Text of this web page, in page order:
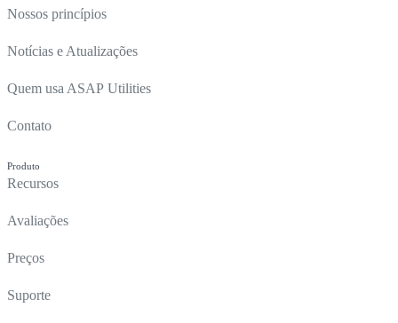
Nossos princípios
Notícias e Atualizações
Quem usa ASAP Utilities
Contato
Produto
Recursos
Avaliações
Preços
Suporte